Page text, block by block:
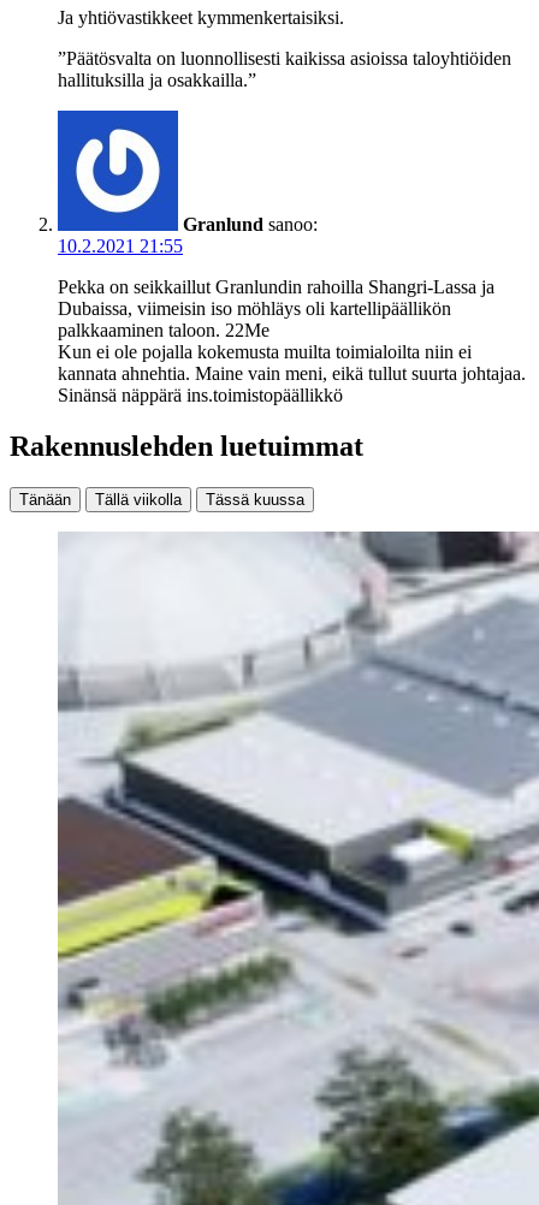
Ja yhtiövastikkeet kymmenkertaisiksi.
”Päätösvalta on luonnollisesti kaikissa asioissa taloyhtiöiden
hallituksilla ja osakkailla.”
Granlund sanoo:
10.2.2021 21:55
Pekka on seikkaillut Granlundin rahoilla Shangri-Lassa ja
Dubaissa, viimeisin iso möhläys oli kartellipäällikön
palkkaaminen taloon. 22Me
Kun ei ole pojalla kokemusta muilta toimialoilta niin ei
kannata ahnehtia. Maine vain meni, eikä tullut suurta johtajaa.
Sinänsä näppärä ins.toimistopäällikkö
Rakennuslehden luetuimmat
Tänään Tällä viikolla Tässä kuussa